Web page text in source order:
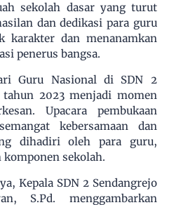
sekolah dasar yang turut
dan dedikasi para guru
karakter dan menanamkan
penerus bangsa.
Guru Nasional di SDN 2
tahun 2023 menjadi momen
Upacara pembukaan
kebersamaan dan
dihadiri oleh para guru,
sekolah.
Kepala SDN 2 Sendangrejo
S.Pd. menggambarkan